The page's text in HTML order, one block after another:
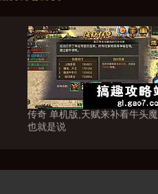
传奇 单机版,天赋来补看牛头魔
也就是说